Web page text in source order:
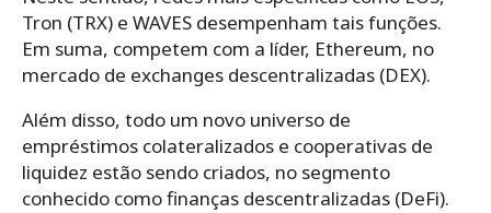
Tron (TRX) e WAVES desempenham tais funções.
Em suma, competem com a líder, Ethereum, no
mercado de exchanges descentralizadas (DEX).
Além disso, todo um novo universo de
empréstimos colateralizados e cooperativas de
liquidez estão sendo criados, no segmento
conhecido como finanças descentralizadas (DeFi).